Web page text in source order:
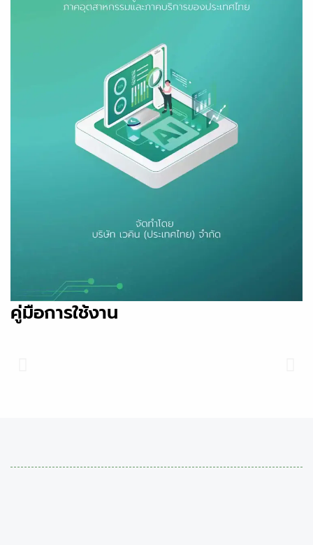
คู่มือการใช้งาน